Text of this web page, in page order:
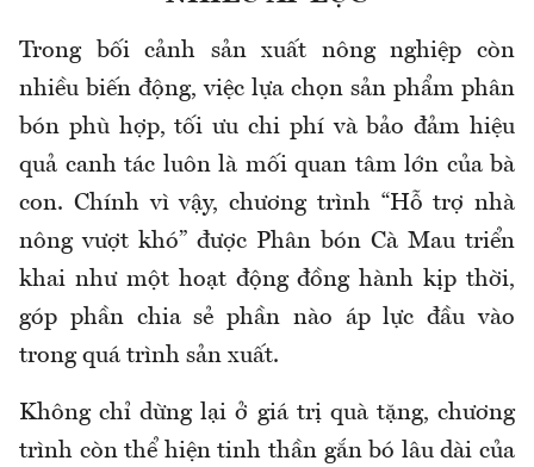
Trong bối cảnh sản xuất nông nghiệp còn
nhiều biến động, việc lựa chọn sản phẩm phân
bón phù hợp, tối ưu chi phí và bảo đảm hiệu
quả canh tác luôn là mối quan tâm lớn của bà
con. Chính vì vậy, chương trình “Hỗ trợ nhà
nông vượt khó” được Phân bón Cà Mau triển
khai như một hoạt động đồng hành kịp thời,
góp phần chia sẻ phần nào áp lực đầu vào
trong quá trình sản xuất.
Không chỉ dừng lại ở giá trị quà tặng, chương
trình còn thể hiện tinh thần gắn bó lâu dài của